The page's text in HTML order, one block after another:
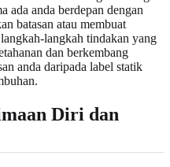
ada anda berdepan dengan
batasan atau membuat
langkah tindakan yang
dan berkembang
anda daripada label statik
Diri dan